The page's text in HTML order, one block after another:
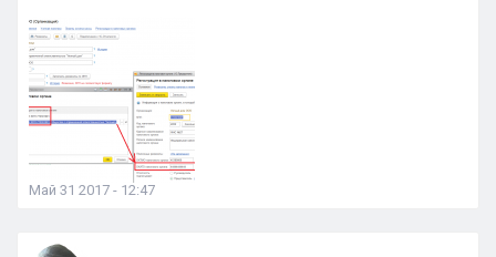
Май 31 2017 - 12:47